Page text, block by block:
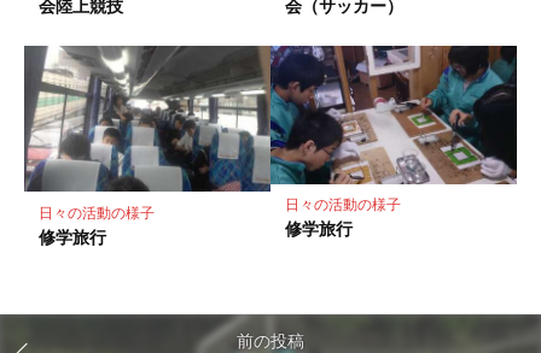
会陸上競技 会（サッカー）
日々の活動の様子
修学旅行
日々の活動の様子
修学旅行
前の投稿